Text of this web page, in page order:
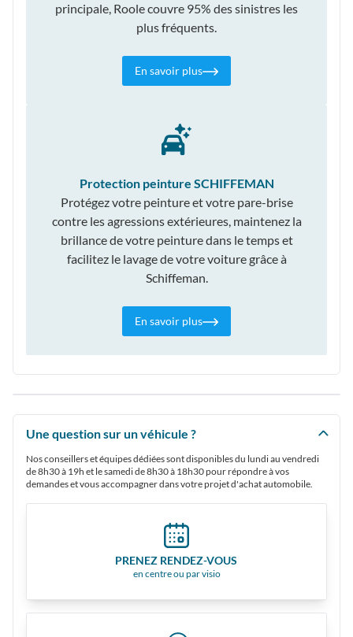
principale, Roole couvre 95% des sinistres les
plus fréquents.
En savoir plus
Protection peinture SCHIFFEMAN
Protégez votre peinture et votre pare-brise
contre les agressions extérieures, maintenez la
brillance de votre peinture dans le temps et
facilitez le lavage de votre voiture grâce à
Schiffeman.
En savoir plus
Une question sur un véhicule ?
Nos conseillers et équipes dédiées sont disponibles du lundi au vendredi
de 8h30 à 19h et le samedi de 8h30 à 18h30 pour répondre à vos
demandes et vous accompagner dans votre projet d'achat automobile.
PRENEZ RENDEZ-VOUS
en centre ou par visio